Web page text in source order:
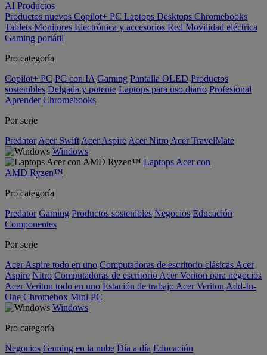
AI Productos
Productos nuevos Copilot+ PC Laptops Desktops Chromebooks
Tablets Monitores Electrónica y accesorios Red Movilidad eléctrica
Gaming portátil
Pro categoría
Copilot+ PC PC con IA Gaming Pantalla OLED Productos
sostenibles Delgada y potente Laptops para uso diario Profesional
Aprender Chromebooks
Por serie
Predator Acer Swift Acer Aspire Acer Nitro Acer TravelMate
Windows
Laptops Acer con
AMD Ryzen™
Pro categoría
Predator Gaming Productos sostenibles Negocios Educación
Componentes
Por serie
Acer Aspire todo en uno Computadoras de escritorio clásicas Acer
Aspire Nitro Computadoras de escritorio Acer Veriton para negocios
Acer Veriton todo en uno Estación de trabajo Acer Veriton Add-In-
One Chromebox Mini PC
Windows
Pro categoría
Negocios Gaming en la nube Día a día Educación